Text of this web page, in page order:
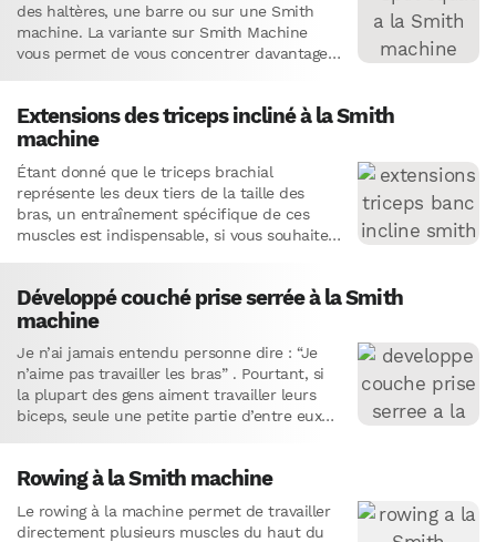
des haltères, une barre ou sur une Smith
machine. La variante sur Smith Machine
vous permet de vous concentrer davantage
Extensions des triceps incliné à la Smith
machine
Étant donné que le triceps brachial
représente les deux tiers de la taille des
bras, un entraînement spécifique de ces
muscles est indispensable, si vous souhaitez
Développé couché prise serrée à la Smith
machine
Je n’ai jamais entendu personne dire : “Je
n’aime pas travailler les bras” . Pourtant, si
la plupart des gens aiment travailler leurs
biceps, seule une petite partie d’entre eux
Rowing à la Smith machine
Le rowing à la machine permet de travailler
directement plusieurs muscles du haut du